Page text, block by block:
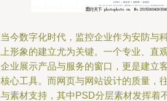
今数字化时代，监控企业作为安防与
形象的建立尤为关键。一个专业、直
业展示产品与服务的窗口，更是建立
心工具。而网页与网站设计的质量，
素材支持，其中PSD分层素材发挥着